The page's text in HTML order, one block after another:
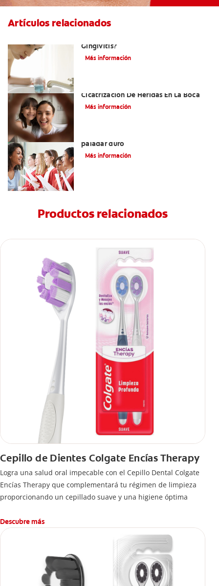
Artículos relacionados
Gingivitis?
Más información
Cicatrización De Heridas En La Boca
Más información
paladar duro
Más información
Productos relacionados
Cepillo de Dientes Colgate Encías Therapy
Logra una salud oral impecable con el Cepillo Dental Colgate
Encías Therapy que complementará tu régimen de limpieza
proporcionando un cepillado suave y una higiene óptima
Descubre más